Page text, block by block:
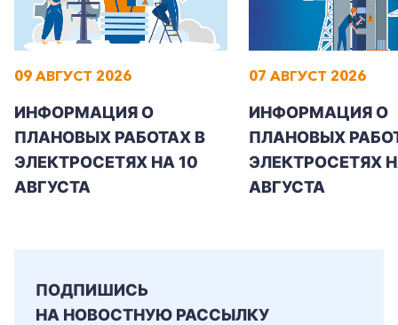
09 АВГУСТ 2026
ИНФОРМАЦИЯ О
ПЛАНОВЫХ РАБОТАХ В
ЭЛЕКТРОСЕТЯХ НА 10
АВГУСТА
07 АВГУСТ 2026
ИНФОРМАЦИЯ О
ПЛАНОВЫХ
ЭЛЕКТРОСЕТЯХ
АВГУСТА
ПОДПИШИСЬ
НА НОВОСТНУЮ РАССЫЛКУ